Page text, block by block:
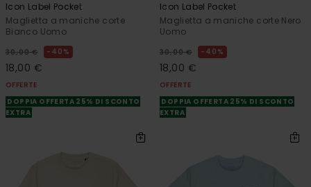
Icon Label Pocket
Maglietta a maniche corte
Bianco Uomo
30,00 € 40%
18,00 €
OFFERTE
DOPPIA OFFERTA 25% DI SCONTO
EXTRA
Icon Label Pocket
Maglietta a maniche corte Nero
Uomo
30,00 € 40%
18,00 €
OFFERTE
DOPPIA OFFERTA 25% DI SCONTO
EXTRA